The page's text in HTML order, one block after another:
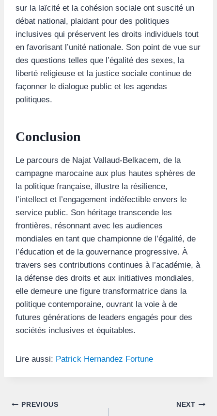
sur la laïcité et la cohésion sociale ont suscité un
débat national, plaidant pour des politiques
inclusives qui préservent les droits individuels tout
en favorisant l’unité nationale. Son point de vue sur
des questions telles que l’égalité des sexes, la
liberté religieuse et la justice sociale continue de
façonner le dialogue public et les agendas
politiques.
Conclusion
Le parcours de Najat Vallaud-Belkacem, de la
campagne marocaine aux plus hautes sphères de
la politique française, illustre la résilience,
l’intellect et l’engagement indéfectible envers le
service public. Son héritage transcende les
frontières, résonnant avec les audiences
mondiales en tant que championne de l’égalité, de
l’éducation et de la gouvernance progressive. À
travers ses contributions continues à l’académie, à
la défense des droits et aux initiatives mondiales,
elle demeure une figure transformatrice dans la
politique contemporaine, ouvrant la voie à de
futures générations de leaders engagés pour des
sociétés inclusives et équitables.
Lire aussi: Patrick Hernandez Fortune
PostPREVIOUS NEXT